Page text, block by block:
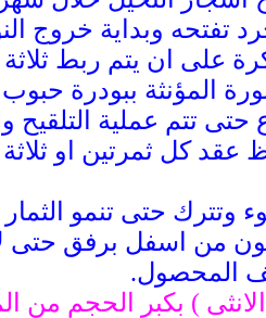
تفتحه وبداية خروج
على ان يتم ربط
المؤنثة ببودرة
لاتقل عن من 2 - 3 اسبوع
عقد كل ثمرتين او
وتترك حتى تنمو
من اسفل برفق
المحصول.
) بكبر الحجم من